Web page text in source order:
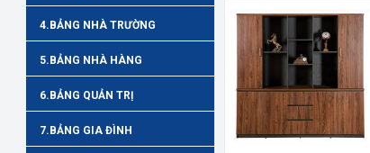
4.BẢNG NHÀ TRƯỜNG
5.BẢNG NHÀ HÀNG
6.BẢNG QUẢN TRỊ
7.BẢNG GIA ĐÌNH